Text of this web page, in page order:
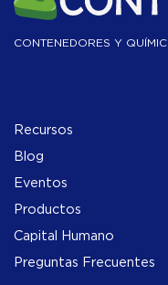
CONTENEDORES Y
Recursos
Blog
Eventos
Productos
Capital Humano
Preguntas Frecuentes